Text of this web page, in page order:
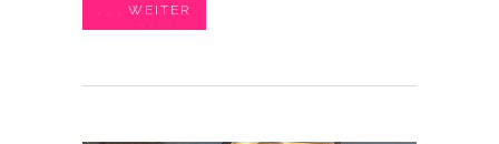
. . . WEITER